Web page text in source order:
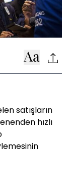
satışların
hızlı